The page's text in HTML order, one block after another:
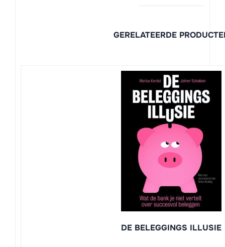
GERELATEERDE
DE BELEGGINGS ILLUSIE